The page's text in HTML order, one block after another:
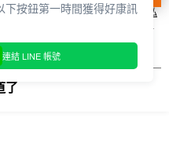
cookie 設定，請參閱本網站「
隱私
即表示您同意本公司得按本網站使
了
下按鈕第一時間獲得好康訊
連結 LINE 帳號